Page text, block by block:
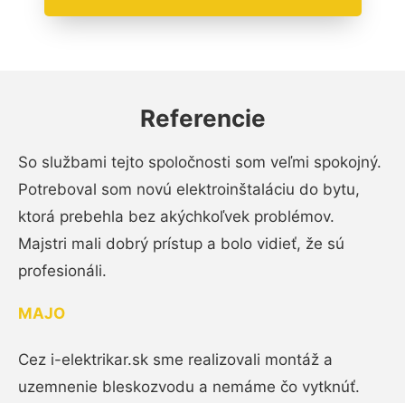
Referencie
So službami tejto spoločnosti som veľmi spokojný.
Potreboval som novú elektroinštaláciu do bytu,
ktorá prebehla bez akýchkoľvek problémov.
Majstri mali dobrý prístup a bolo vidieť, že sú
profesionáli.
MAJO
Cez i-elektrikar.sk sme realizovali montáž a
uzemnenie bleskozvodu a nemáme čo vytknúť.